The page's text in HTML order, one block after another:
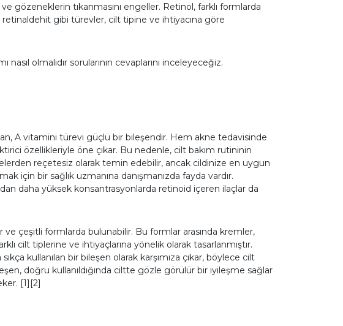
gözeneklerin tıkanmasını engeller. Retinol, farklı formlarda
retinaldehit gibi türevler, cilt tipine ve ihtiyacına göre
olmalıdır sorularının cevaplarını inceleyeceğiz.
A vitamini türevi güçlü bir bileşendir. Hem akne tedavisinde
özellikleriyle öne çıkar. Bu nedenle, cilt bakım rutininin
reçetesiz olarak temin edebilir, ancak cildinize en uygun
için bir sağlık uzmanına danışmanızda fayda vardır.
daha yüksek konsantrasyonlarda retinoid içeren ilaçlar da
çeşitli formlarda bulunabilir. Bu formlar arasında kremler,
cilt tiplerine ve ihtiyaçlarına yönelik olarak tasarlanmıştır.
kullanılan bir bileşen olarak karşımıza çıkar, böylece cilt
doğru kullanıldığında ciltte gözle görülür bir iyileşme sağlar
[1][2]